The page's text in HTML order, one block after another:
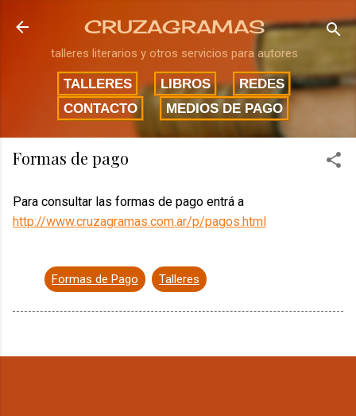
Ir al contenido principal
CRUZAGRAMAS
talleres literarios y otros servicios para autores
TALLERES LIBROS
REDES
CONTACTO
MEDIOS DE PAGO
Formas de pago
Para consultar las formas de pago entrá a
http://www.cruzagramas.com.ar/p/pagos.html
Formas de Pago Talleres